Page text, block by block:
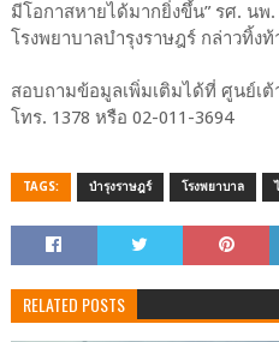
มีโอกาสหายได้มากยิ่งขึ้น” รศ. น
โรงพยาบาลบำรุงราษฎร์ กล่าวทิ้งท้
สอบถามข้อมูลเพิ่มเติมได้ที่ ศูนย์เ
โทร. 1378 หรือ 02-011-3694
TAGS: บำรุงราษฎร์ โรงพยาบาล
RELATED POSTS